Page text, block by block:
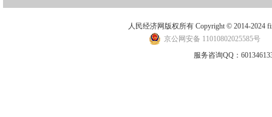
人民经济网版权所有 Copyright © 2014-2024
京公网安备 11010802025585号
服务咨询QQ：